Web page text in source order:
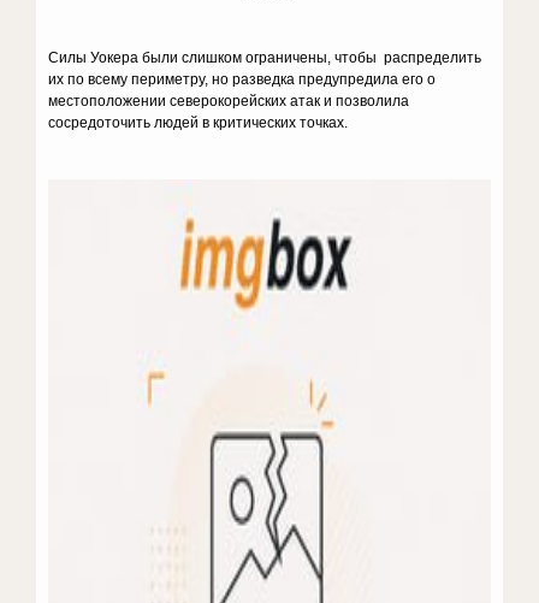
Силы Уокера были слишком ограничены, чтобы распределить
их по всему периметру, но разведка предупредила его о
местоположении северокорейских атак и позволила
сосредоточить людей в критических точках.